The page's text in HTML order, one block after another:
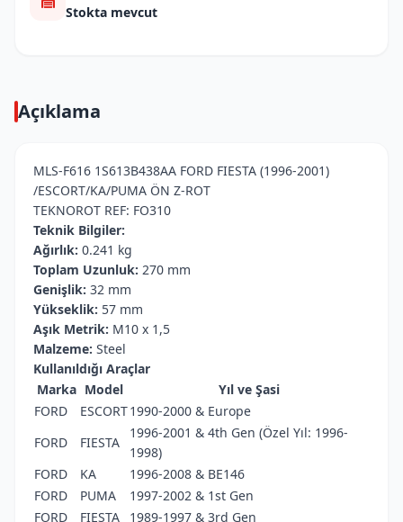
Stokta mevcut
Açıklama
MLS-F616 1S613B438AA FORD FIESTA (1996-2001)
/ESCORT/KA/PUMA ÖN Z-ROT
TEKNOROT REF: FO310
Teknik Bilgiler:
Ağırlık: 0.241 kg
Toplam Uzunluk: 270 mm
Genişlik: 32 mm
Yükseklik: 57 mm
Aşık Metrik: M10 x 1,5
Malzeme: Steel
Kullanıldığı Araçlar
Marka Model
Yıl ve Şasi
FORD
ESCORT1990-2000 & Europe
FORD
FIESTA
1996-2001 & 4th Gen (Özel Yıl: 1996-
1998)
FORD
KA
1996-2008 & BE146
FORD
PUMA
1997-2002 & 1st Gen
FORD
FIESTA 1989-1997 & 3rd Gen